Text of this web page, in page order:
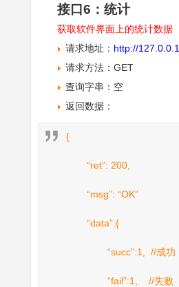
接口6：统计
获取软件界面上的统计数据
请求地址： http://
请求方法：GET
查询字串：空
返回数据：
{
“ret”: 200,
“msg”: “OK”
“data”:{
“succ”:1, //成功
“fail”:1, //失败